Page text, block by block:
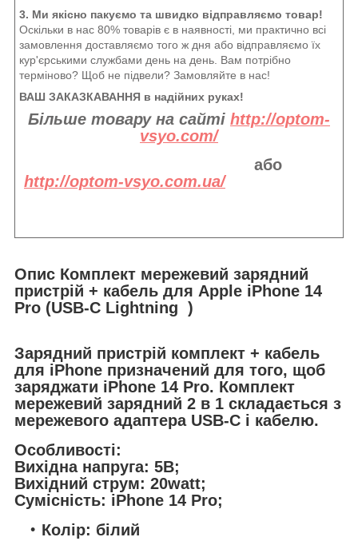
3. Ми якісно пакуємо та швидко відправляємо товар!
Оскільки в нас 80% товарів є в наявності, ми практично всі
замовлення доставляємо того ж дня або відправляємо їх
кур'єрськими службами день на день. Вам потрібно
терміново? Щоб не підвели? Замовляйте в нас!
ВАШ ЗАКАЗКАВАННЯ в надійних руках!
Більше товару на сайті http://optom-
vsyo.com/
або
http://optom-vsyo.com.ua/
Опис Комплект мережевий зарядний
пристрій + кабель для Apple iPhone 14
Pro (USB-C Lightning )
Зарядний пристрій комплект + кабель
для iPhone призначений для того, щоб
заряджати iPhone 14 Pro. Комплект
мережевий зарядний 2 в 1 складається з
мережевого адаптера USB-C і кабелю.
Особливості:
Вихідна напруга: 5В;
Вихідний струм: 20watt;
Сумісність: iPhone 14 Pro;
Колір: білий